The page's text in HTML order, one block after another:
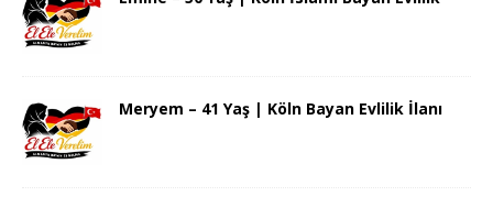
Meryem – 41 Yaş | Köln Bayan Evlilik İlanı